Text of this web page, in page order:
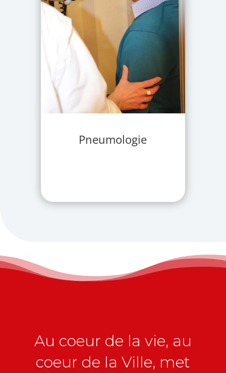
Pneumologie
Au coeur de la vie, au
coeur de la Ville, met